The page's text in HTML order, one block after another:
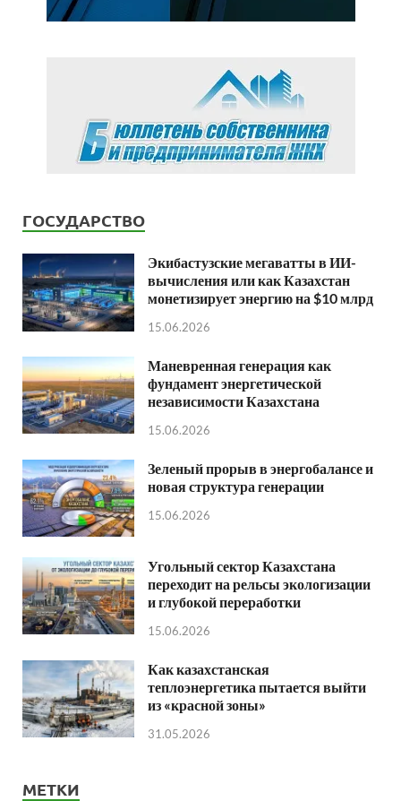
ГОСУДАРСТВО
Экибастузские мегаватты в ИИ-
вычисления или как Казахстан
монетизирует энергию на $10 млрд
15.06.2026
Маневренная генерация как
фундамент энергетической
независимости Казахстана
15.06.2026
Зеленый прорыв в энергобалансе и
новая структура генерации
15.06.2026
Угольный сектор Казахстана
переходит на рельсы экологизации
и глубокой переработки
15.06.2026
Как казахстанская
теплоэнергетика пытается выйти
из «красной зоны»
31.05.2026
МЕТКИ